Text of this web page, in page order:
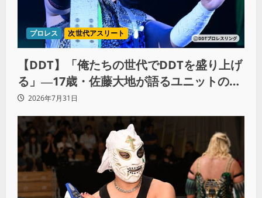
プロレス 次世代アスリート
【DDT】「俺たちの世代でDDTを盛り上げ
る」―17歳・佐藤大地が語るユニットの絆
とシングル王座への飽くなき野望
2026年7月31日